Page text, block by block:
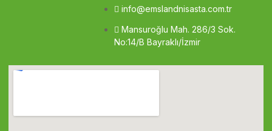
info@emslandnisasta.com.tr
Mansuroğlu Mah. 286/3 Sok.
No:14/B Bayraklı/İzmir